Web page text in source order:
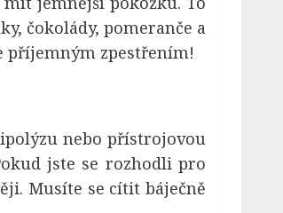
čokolády, pomeranče a
příjemným zpestřením!
nebo přístrojovou
jste se rozhodli pro
Musíte se cítit báječně